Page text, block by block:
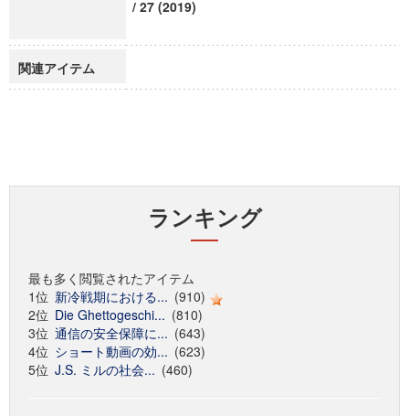
/ 27 (2019)
関連アイテム
ランキング
最も多く閲覧されたアイテム
1位 新冷戦期における... (910)
2位 Die Ghettogeschi... (810)
3位 通信の安全保障に... (643)
4位 ショート動画の効... (623)
5位 J.S. ミルの社会... (460)